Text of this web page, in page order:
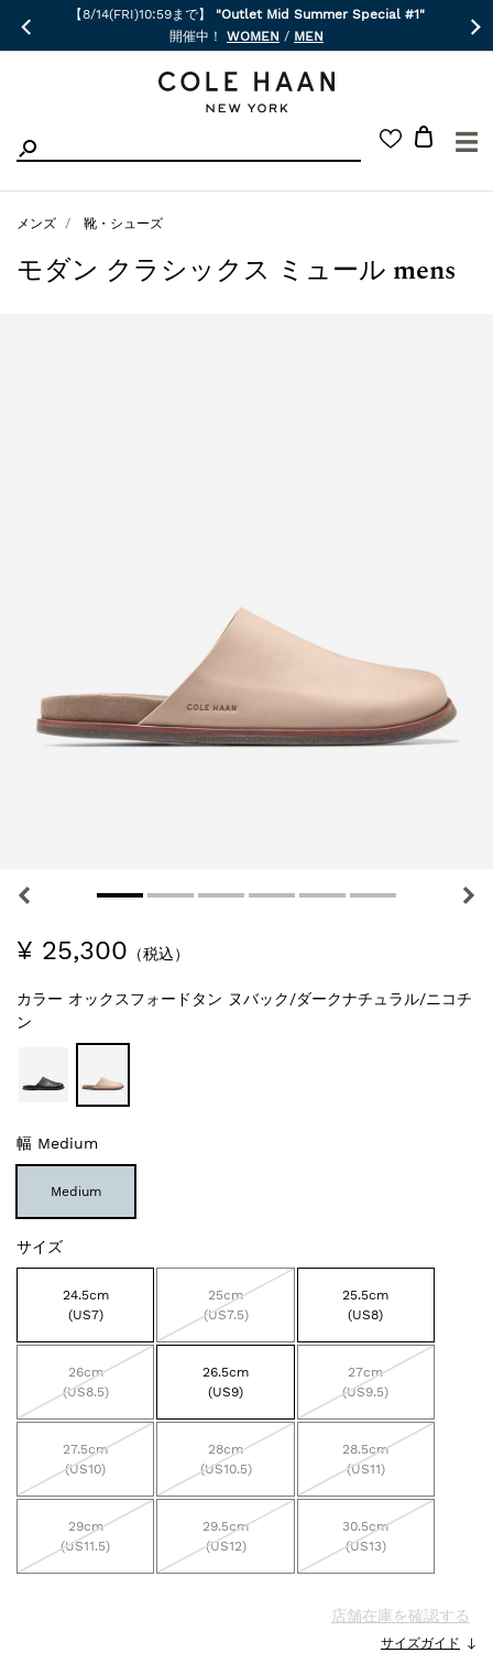
【8/14(FRI)10:59まで】
"Outlet Mid Summer Special #1"
開催中！ WOMEN / MEN
☰
メンズ 靴・シューズ
モダン クラシックス ミュール mens
¥ 25,300 （税込）
カラー オックスフォードタン ヌバック/ダークナチュラル/ニコチ
ン
幅 Medium
Medium
サイズ
24.5cm
(US7)
25cm
(US7.5)
25.5cm
(US8)
26cm
(US8.5)
26.5cm
(US9)
27cm
(US9.5)
27.5cm
(US10)
28cm
(US10.5)
28.5cm
(US11)
29cm
(US11.5)
29.5cm
(US12)
30.5cm
(US13)
店舗在庫を確認する
サイズガイド